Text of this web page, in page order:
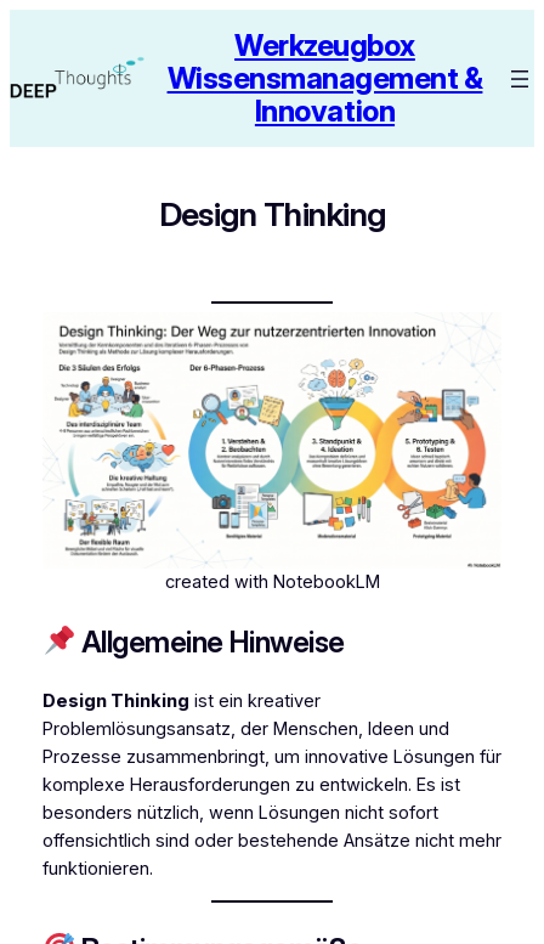
springen
Werkzeugbox
Wissensmanagement &
Innovation
Design Thinking
created with NotebookLM
Allgemeine Hinweise
Design Thinking ist ein kreativer
Problemlösungsansatz, der Menschen, Ideen und
Prozesse zusammenbringt, um innovative Lösungen für
komplexe Herausforderungen zu entwickeln. Es ist
besonders nützlich, wenn Lösungen nicht sofort
offensichtlich sind oder bestehende Ansätze nicht mehr
funktionieren.